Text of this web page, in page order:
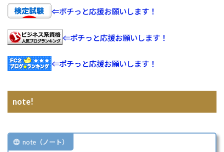
⇐ポチっと応援お願いします！
⇐ポチっと応援お願いします！
⇐ポチっと応援お願いします！
note!
note（ノート）